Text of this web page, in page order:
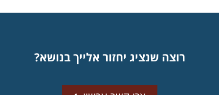
רוצה שנציג יחזור אלייך בנושא?